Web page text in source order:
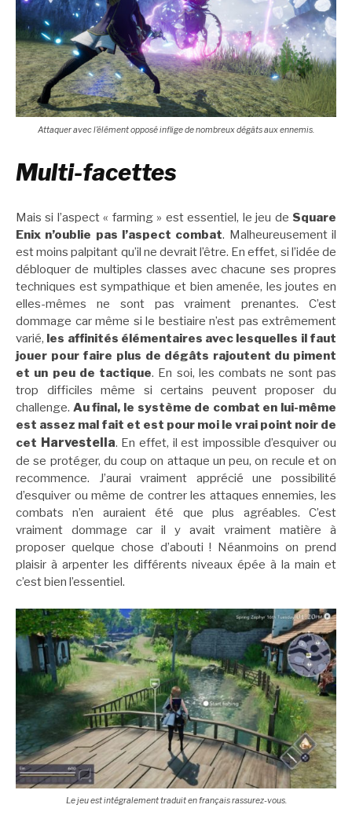
Attaquer avec l’élément opposé inflige de nombreux dégâts aux ennemis.
Multi-facettes
Mais si l’aspect « farming » est essentiel, le jeu de Square
Enix n’oublie pas l’aspect combat. Malheureusement il
est moins palpitant qu’il ne devrait l’être. En effet, si l’idée de
débloquer de multiples classes avec chacune ses propres
techniques est sympathique et bien amenée, les joutes en
elles-mêmes ne sont pas vraiment prenantes. C’est
dommage car même si le bestiaire n’est pas extrêmement
varié, les affinités élémentaires avec lesquelles il faut
jouer pour faire plus de dégâts rajoutent du piment
et un peu de tactique. En soi, les combats ne sont pas
trop difficiles même si certains peuvent proposer du
challenge. Au final, le système de combat en lui-même
est assez mal fait et est pour moi le vrai point noir de
cet Harvestella. En effet, il est impossible d’esquiver ou
de se protéger, du coup on attaque un peu, on recule et on
recommence. J’aurai vraiment apprécié une possibilité
d’esquiver ou même de contrer les attaques ennemies, les
combats n’en auraient été que plus agréables. C’est
vraiment dommage car il y avait vraiment matière à
proposer quelque chose d’abouti ! Néanmoins on prend
plaisir à arpenter les différents niveaux épée à la main et
c’est bien l’essentiel.
Le jeu est intégralement traduit en français rassurez-vous.